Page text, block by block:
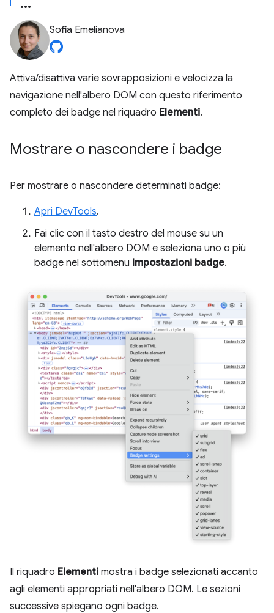
Sofia Emelianova
Attiva/disattiva varie sovrapposizioni e velocizza la
navigazione nell'albero DOM con questo riferimento
completo dei badge nel riquadro Elementi.
Mostrare o nascondere i badge
Per mostrare o nascondere determinati badge:
Apri DevTools.
Fai clic con il tasto destro del mouse su un
elemento nell'albero DOM e seleziona uno o più
badge nel sottomenu Impostazioni badge.
Il riquadro Elementi mostra i badge selezionati accanto
agli elementi appropriati nell'albero DOM. Le sezioni
successive spiegano ogni badge.